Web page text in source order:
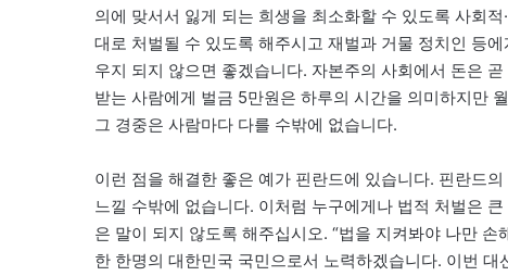
의에 맞서서 잃게 되는 희생을 최소화할 수 있도록 사회
대로 처벌될 수 있도록 해주시고 재벌과 거물 정치인 등
우지 되지 않으면 좋겠습니다. 자본주의 사회에서 돈은
받는 사람에게 벌금 5만원은 하루의 시간을 의미하지만
그 경중은 사람마다 다를 수밖에 없습니다.
이런 점을 해결한 좋은 예가 핀란드에 있습니다. 핀란드
느낄 수밖에 없습니다. 이처럼 누구에게나 법적 처벌은
은 말이 되지 않도록 해주십시오. “법을 지켜봐야 나만
한 한명의 대한민국 국민으로서 노력하겠습니다. 이번